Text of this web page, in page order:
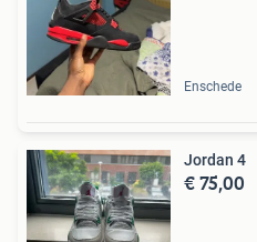
Enschede
Jordan 4
€ 75,00